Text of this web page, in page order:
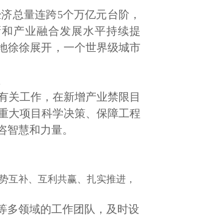
总量连跨5个万亿元台阶，
产业融合发展水平持续提
徐徐展开 ，一个世界级城市
关工作，在新增产业禁限目
大项目科学决策、保障工程
慧和力量。
互补、互利共赢、扎实推进，
多领域的工作团队，及时设